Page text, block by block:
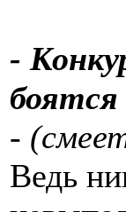
-
боятся
-
Ведь